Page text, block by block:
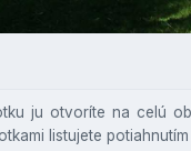
ju otvoríte na celú
listujete potiahnutím